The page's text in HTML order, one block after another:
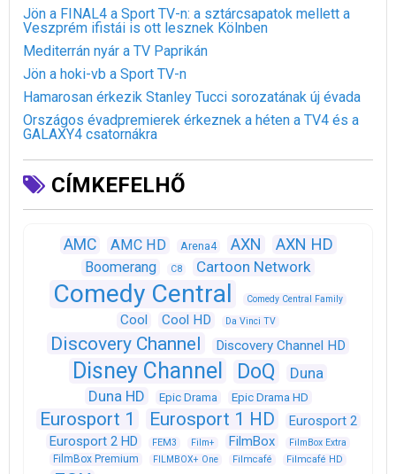
Jön a FINAL4 a Sport TV-n: a sztárcsapatok mellett a
Veszprém ifistái is ott lesznek Kölnben
Mediterrán nyár a TV Paprikán
Jön a hoki-vb a Sport TV-n
Hamarosan érkezik Stanley Tucci sorozatának új évada
Országos évadpremierek érkeznek a héten a TV4 és a
GALAXY4 csatornákra
CÍMKEFELHŐ
AMC AMC HD Arena4 AXN AXN HD
Boomerang C8 Cartoon Network
Comedy Central Comedy Central Family
Cool Cool HD Da Vinci TV
Discovery Channel Discovery Channel HD
Disney Channel DoQ
Duna
Duna HD
Epic Drama Epic Drama HD
Eurosport 1 Eurosport 1 HD
Eurosport 2
Eurosport 2 HD
FEM3 Film+ FilmBox FilmBox Extra
FilmBox Premium FILMBOX+ One Filmcafé Filmcafé HD